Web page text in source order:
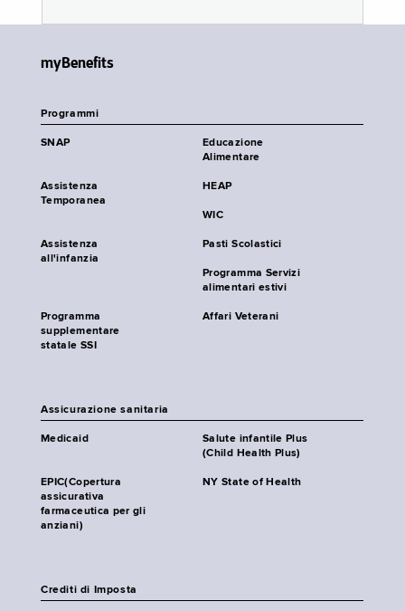
myBenefits
Programmi
SNAP
Educazione
Alimentare
Assistenza
Temporanea
HEAP
WIC
Assistenza
all'infanzia
Pasti Scolastici
Programma Servizi
alimentari estivi
Programma
supplementare
statale SSI
Affari Veterani
Assicurazione sanitaria
Medicaid
Salute infantile Plus
(Child Health Plus)
EPIC(Copertura
assicurativa
farmaceutica per gli
anziani)
NY State of Health
Crediti di Imposta